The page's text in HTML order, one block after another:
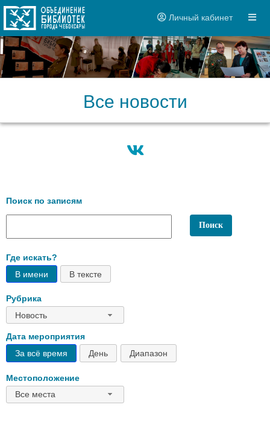
Личный кабинет
Все новости
Поиск по записям
Где искать?
В имени
В тексте
Рубрика
Новость
Дата мероприятия
За всё время
День Диапазон
Местоположение
Все места